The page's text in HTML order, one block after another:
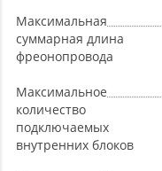
Максимальная
суммарная длина
фреонопровода
Максимальное
количество
подключаемых
внутренних блоков